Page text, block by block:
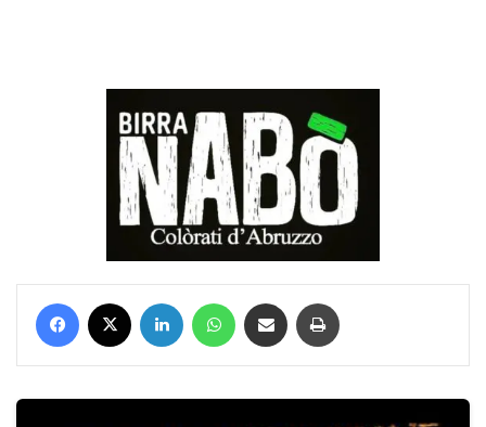
Facebook LinkedIn WhatsApp Condividi via mail